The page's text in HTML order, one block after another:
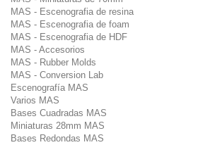
MAS - Escenografia de resina
MAS - Escenografia de foam
MAS - Escenografia de HDF
MAS - Accesorios
MAS - Rubber Molds
MAS - Conversion Lab
Escenografía MAS
Varios MAS
Bases Cuadradas MAS
Miniaturas 28mm MAS
Bases Redondas MAS